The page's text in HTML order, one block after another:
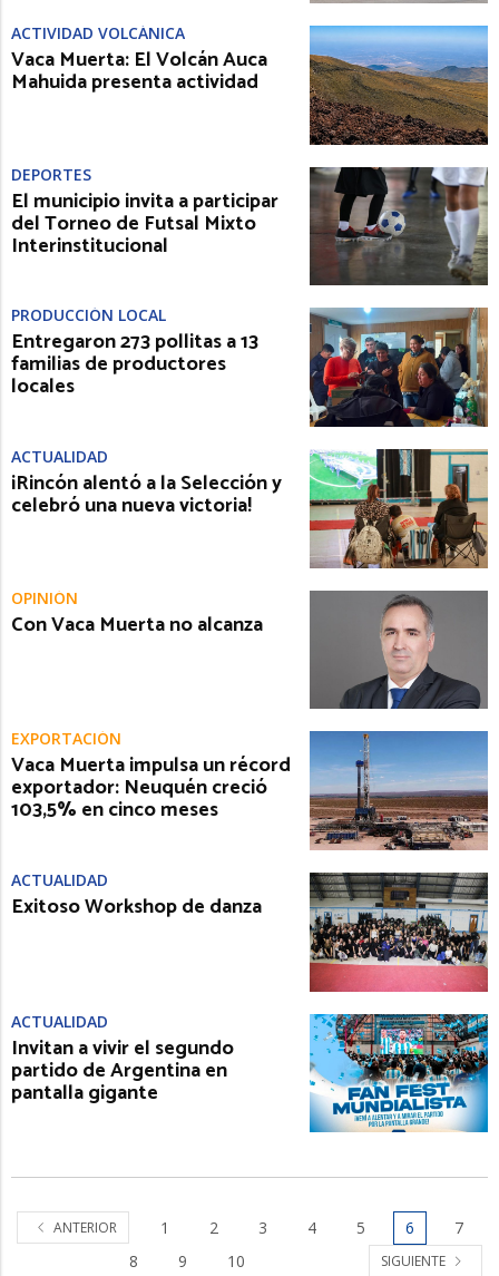
ACTIVIDAD VOLCÁNICA
Vaca Muerta: El Volcán Auca
Mahuida presenta actividad
DEPORTES
El municipio invita a participar
del Torneo de Futsal Mixto
Interinstitucional
PRODUCCIÓN LOCAL
Entregaron 273 pollitas a 13
familias de productores
locales
ACTUALIDAD
¡Rincón alentó a la Selección y
celebró una nueva victoria!
OPINIÓN
Con Vaca Muerta no alcanza
EXPORTACIÓN
Vaca Muerta impulsa un récord
exportador: Neuquén creció
103,5% en cinco meses
ACTUALIDAD
Exitoso Workshop de danza
ACTUALIDAD
Invitan a vivir el segundo
partido de Argentina en
pantalla gigante
ANTERIOR 1 2 3 4 5 6
7
8
9 10 SIGUIENTE